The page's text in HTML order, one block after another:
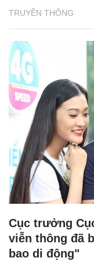
TRUYỀN THÔNG
Cục trưởng
viễn thông đã
bao di động"